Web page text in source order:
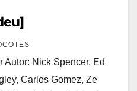
Autor: Nick Spencer, Ed
Carlos Gomez, Ze